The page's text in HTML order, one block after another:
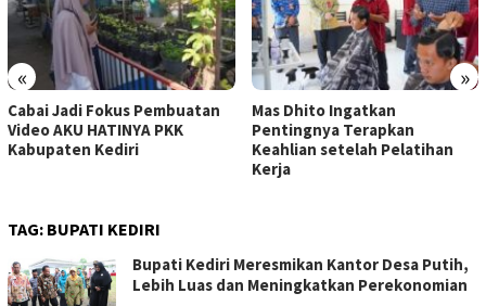
« »
Cabai Jadi Fokus Pembuatan
Video AKU HATINYA PKK
Kabupaten Kediri
Mas Dhito Ingatkan
Pentingnya Terapkan
Keahlian setelah Pelatihan
Kerja
TAG: BUPATI KEDIRI
Bupati Kediri Meresmikan Kantor Desa Putih,
Lebih Luas dan Meningkatkan Perekonomian